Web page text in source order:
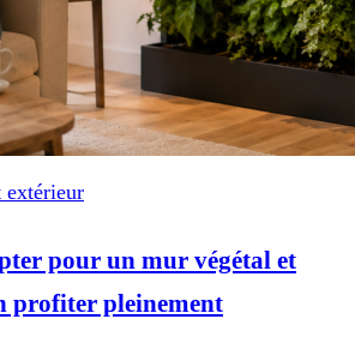
extérieur
pour un mur végétal et
profiter pleinement